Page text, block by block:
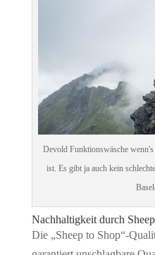
Devold Funktionswäsche
ist. Es gibt ja auch kein
Nachhaltigkeit durch
Die „Sheep to Shop“-